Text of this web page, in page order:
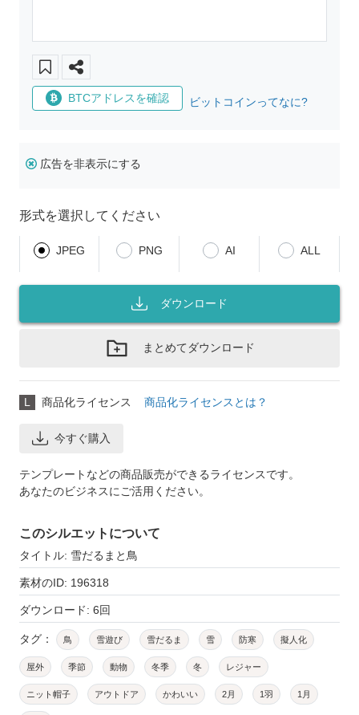
BTCアドレスを確認 ビットコインってなに?
広告を非表示にする
形式を選択してください
JPEG PNG AI ALL
ダウンロード
まとめてダウンロード
L 商品化ライセンス 商品化ライセンスとは？
今すぐ購入
テンプレートなどの商品販売ができるライセンスです。
あなたのビジネスにご活用ください。
このシルエットについて
タイトル: 雪だるまと鳥
素材のID: 196318
ダウンロード: 6回
タグ： 鳥 雪遊び 雪だるま 雪 防寒 擬人化
屋外 季節 動物 冬季 冬 レジャー
ニット帽子 アウトドア かわいい 2月 1羽 1月